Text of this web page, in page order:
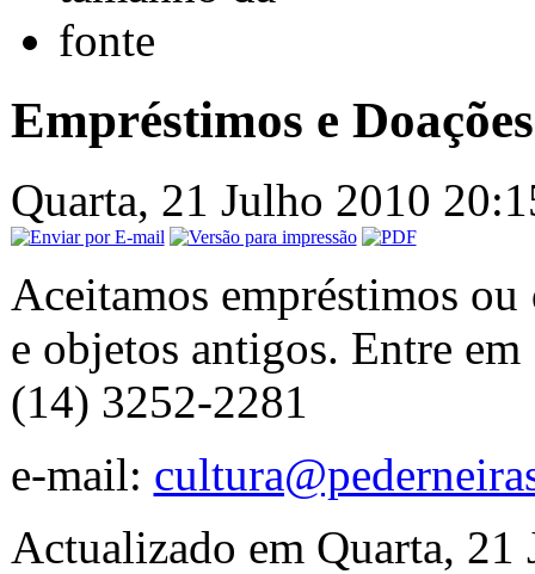
Empréstimos e Doações
Quarta, 21 Julho 2010
Aceitamos empréstimos
e objetos antigos. Entre
(14) 3252-2281
e-mail:
Actualizado em Quarta,